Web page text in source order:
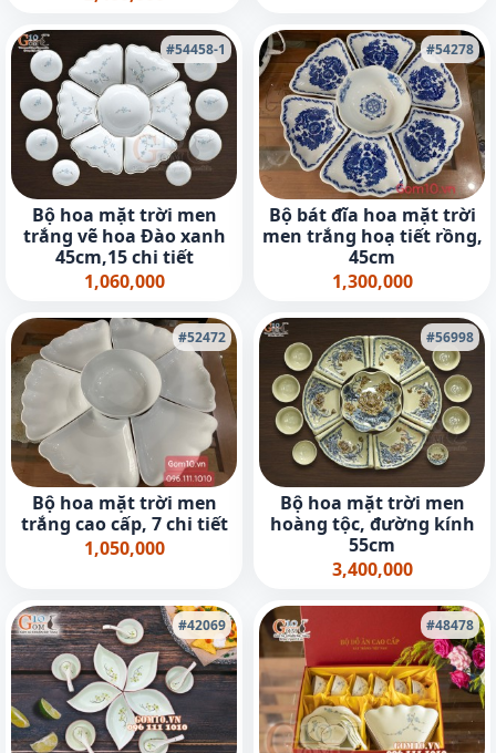
#54458-1
Bộ hoa mặt trời men
trắng vẽ hoa Đào xanh
45cm,15 chi tiết
1,060,000
#54278
Bộ bát đĩa hoa mặt trời
men trắng hoạ tiết rồng,
45cm
1,300,000
#52472
Bộ hoa mặt trời men
trắng cao cấp, 7 chi tiết
1,050,000
#56998
Bộ hoa mặt trời men
hoàng tộc, đường kính
55cm
3,400,000
#42069 #48478